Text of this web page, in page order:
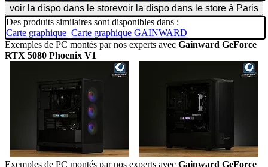
voir la dispo dans le storevoir la dispo dans le store à Paris
Des produits similaires sont disponibles dans :
Carte graphique Carte graphique GAINWARD
Exemples de PC montés par nos experts avec Gainward GeForce
RTX 5080 Phoenix V1
Exemples de PC montés par nos experts avec Gainward GeForce